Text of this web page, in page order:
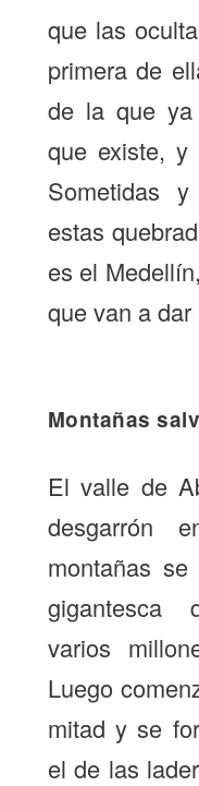
que las
primera de
de la que
que existe,
Sometidas
estas
es el
que van a
Montañas
El valle de
desgarrón
montañas
gigantesca
varios
Luego
mitad y se
el de las